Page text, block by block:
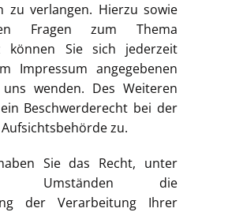
zu verlangen. Hierzu sowie
Fragen zum Thema
können Sie sich jederzeit
Impressum angegebenen
wenden. Des Weiteren
Beschwerderecht bei der
zu.
Sie das Recht, unter
Umständen die
der Verarbeitung Ihrer